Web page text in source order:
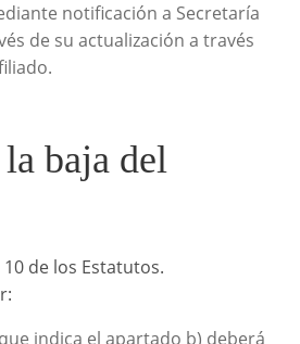
notificación a Secretaría
de su actualización a través
baja del
de los Estatutos.
indica el apartado b) deberá